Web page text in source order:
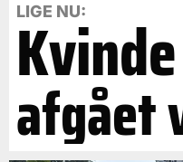
LIGE NU:
afgået